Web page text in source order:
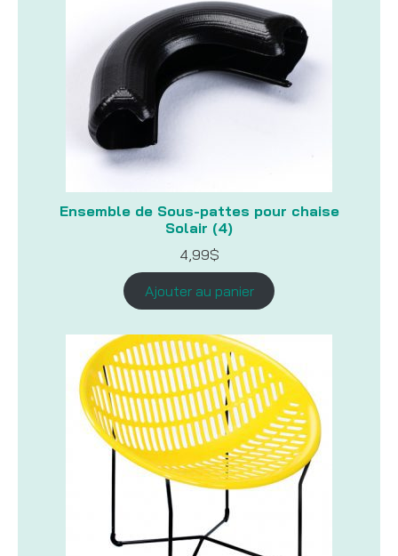
Ensemble de Sous-pattes pour chaise
Solair (4)
4,99$
Ajouter au panier